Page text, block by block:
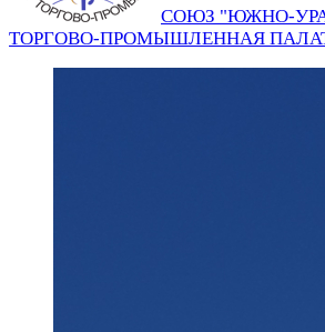
СОЮЗ "ЮЖНО-
ТОРГОВО-ПРОМЫШЛЕННАЯ